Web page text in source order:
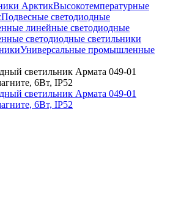
АрктикВысокотемпературные
Подвесные светодиодные
линейные светодиодные
светодиодные светильники
Универсальные промышленные
светильник Армата 049-01
6Вт, IP52